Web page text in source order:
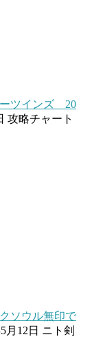
ツインズ 20
攻略チャート
ソウル無印で
月12日 ニト剣